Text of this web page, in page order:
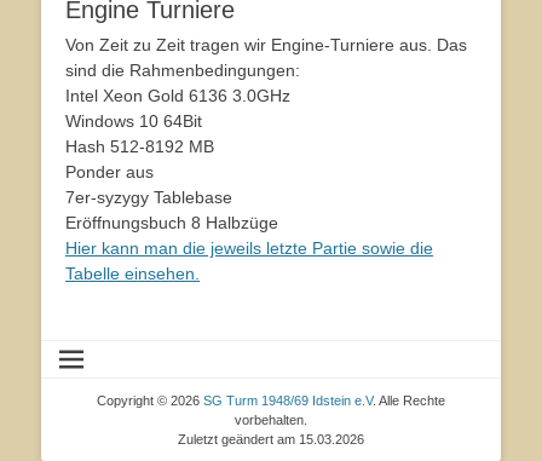
Engine Turniere
Von Zeit zu Zeit tragen wir Engine-Turniere aus. Das
sind die Rahmenbedingungen:
Intel Xeon Gold 6136 3.0GHz
Windows 10 64Bit
Hash 512-8192 MB
Ponder aus
7er-syzygy Tablebase
Eröffnungsbuch 8 Halbzüge
Hier kann man die jeweils letzte Partie sowie die
Tabelle einsehen.
Copyright © 2026 SG Turm 1948/69 Idstein e.V. Alle Rechte
vorbehalten.
Zuletzt geändert am 15.03.2026